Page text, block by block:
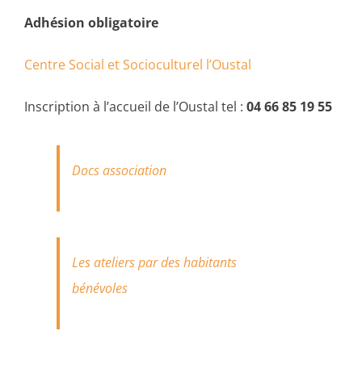
Adhésion obligatoire
Centre Social et Socioculturel l’Oustal
Inscription à l’accueil de l’Oustal tel : 04 66 85 19 55
Docs association
Les ateliers par des habitants
bénévoles